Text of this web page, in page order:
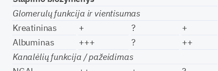
Glomerulų funkcija ir vientisumas
Kreatininas
+ ?
+
Albuminas
+++ ?
++
Kanalėlių funkcija / pažeidimas